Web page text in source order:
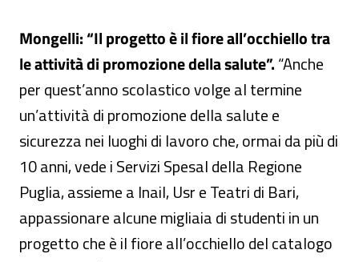
Mongelli: “Il progetto è il fiore all’occhiello tra
le attività di promozione della salute”.“Anche
per quest’anno scolastico volge al termine
un’attività di promozione della salute e
sicurezza nei luoghi di lavoro che, ormai da più di
10 anni, vede i Servizi Spesal della Regione
Puglia, assieme a Inail, Usr e Teatri di Bari,
appassionare alcune migliaia di studenti in un
progetto che è il fiore all’occhiello del catalogo